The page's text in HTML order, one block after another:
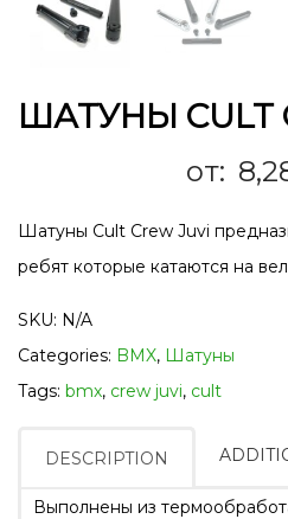
ШАТУНЫ CULT
от:
Шатуны Cult Crew Juvi
ребят которые катаются на
SKU: N/A
Categories: BMX, Шатуны
Tags: bmx, crew juvi, cult
DESCRIPTION
Выполнены из